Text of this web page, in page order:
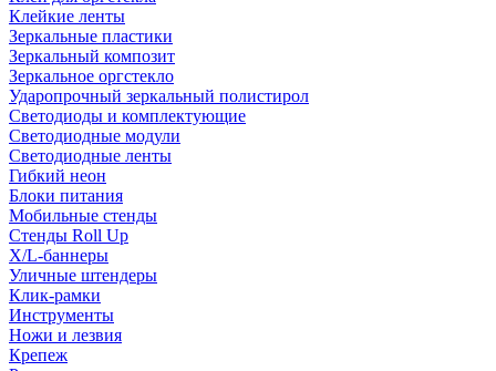
Клейкие ленты
Зеркальные пластики
Зеркальный композит
Зеркальное оргстекло
Ударопрочный зеркальный полистирол
Светодиоды и комплектующие
Светодиодные модули
Светодиодные ленты
Гибкий неон
Блоки питания
Мобильные стенды
Стенды Roll Up
X/L-баннеры
Уличные штендеры
Клик-рамки
Инструменты
Ножи и лезвия
Крепеж